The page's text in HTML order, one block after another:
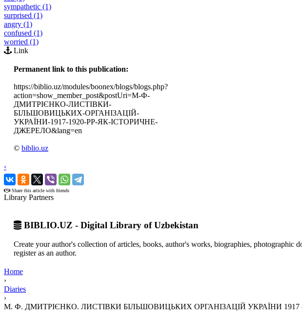
sympathetic (1)
surprised (1)
angry (1)
confused (1)
worried (1)
Link
Permanent link to this publication:
https://biblio.uz/modules/boonex/blogs/blogs.php?
action=show_member_post&postUri=М-Ф-
ДМИТРІЄНКО-ЛИСТІВКИ-
БІЛЬШОВИЦЬКИХ-ОРГАНІЗАЦІЙ-
УКРАЇНИ-1917-1920-РР-ЯК-ІСТОРИЧНЕ-
ДЖЕРЕЛО&lang=en
© biblio.uz
‹
›
Share this article with friends
Library Partners
BIBLIO.UZ - Digital Library of Uzbekistan
Create your author's collection of articles, books, author's works, biographies, photographic
register as an author.
Home
›
Diaries
›
М. Ф. ДМИТРІЄНКО. ЛИСТІВКИ БІЛЬШОВИЦЬКИХ ОРГАНІЗАЦІЙ УКРАЇНИ 1917